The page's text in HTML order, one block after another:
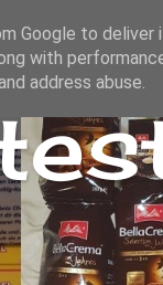
Google to deliver
with
address abuse.